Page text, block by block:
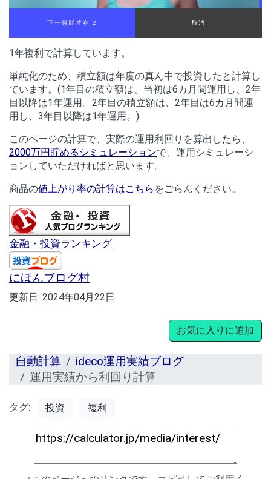
下一個影片在 1 取消
1年複利で計算しています。
単純化のため、積立額は年度の真ん中で投資したと計算し
ています。(1年目の積立額は、当初は6カ月間運用し、2年
目以降は1年運用。2年目の積立額は、2年目は6カ月間運
用し、3年目以降は1年運用。)
このページの計算で、実際の運用利回りを算出したら、
2000万円貯めるシミュレーションで、運用シミュレーシ
ョンしていただければと思います。
商品の値上がり率の計算はこちら をごらんください。
金融・投資ランキング
にほんブログ村
更新日: 2024年04月22日
お気に入りに追加
自動計算
ideco運用実績ブログ
運用実績から利回り計算
タグ: 投資 複利